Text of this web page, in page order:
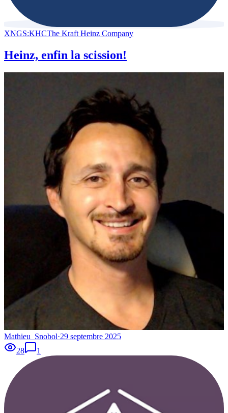
XNGS:KHCThe Kraft Heinz Company
Heinz, enfin la scission!
Mathieu_Snobol·29 septembre 2025
28
1